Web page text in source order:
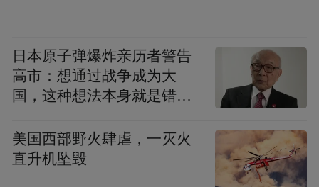
日本原子弹爆炸亲历者警告
高市：想通过战争成为大
国，这种想法本身就是错误
美国西部野火肆虐，一灭火
直升机坠毁